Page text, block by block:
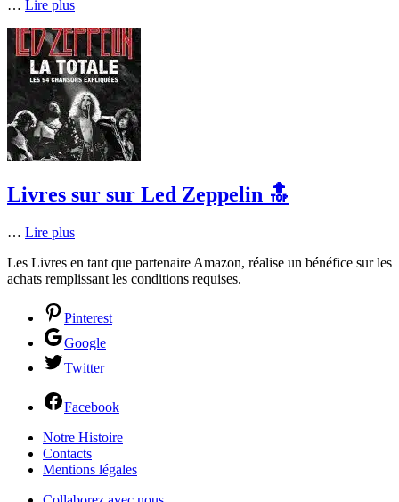
… Lire plus
Livres sur sur Led Zeppelin 🔝
… Lire plus
Les Livres en tant que partenaire Amazon, réalise un bénéfice sur les
achats remplissant les conditions requises.
Pinterest
Google
Twitter
Facebook
Notre Histoire
Contacts
Mentions légales